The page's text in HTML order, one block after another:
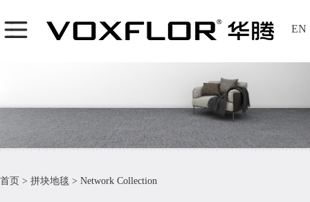
EN
首页 > 拼块地毯 > Network Collection